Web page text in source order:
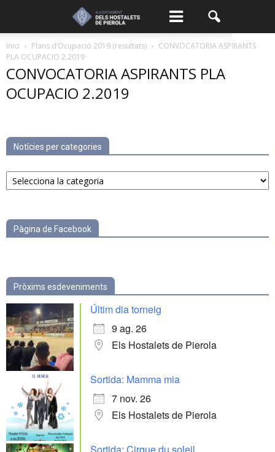
Inici Plans d’Ocupació 2019 (resultats)
CONVOCATORIA ASPIRANTS
PLA OCUPACIO 2.2019
CONVOCATORIA ASPIRANTS PLA
OCUPACIO 2.2019
Notícies per categories
Notícies
per
Pàgina de Facebook
Pròxims esdeveniments
Últim dia torneig
9 ag. 26
Els Hostalets de Pierola
Sortida: Mamma mia
7 nov. 26
Els Hostalets de Pierola